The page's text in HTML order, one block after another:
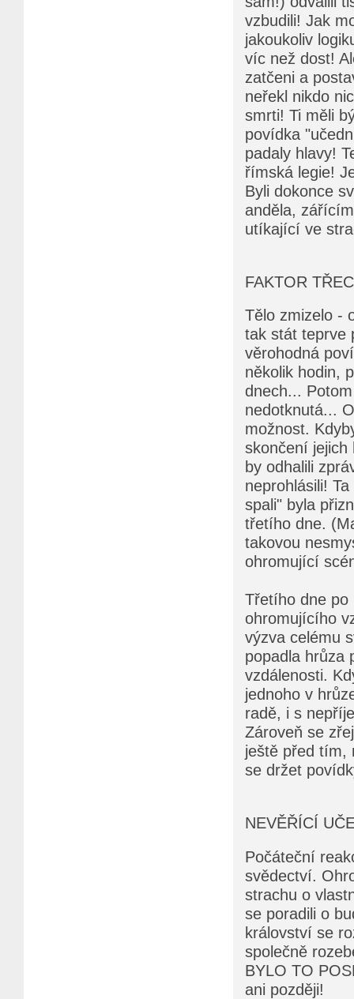
vzbudili! Jak
jakoukoliv
víc než dost!
zatčeni a
neřekl nikdo
smrti! Ti měli
povídka
padaly hlavy!
římská legie!
Byli dokonce
anděla,
utíkající ve
FAKTOR
Tělo zmizelo -
tak stát teprve
věrohodná
několik hodin,
dnech...
nedotknutá...
možnost.
skončení jejich
by odhalili
neprohlásili!
spali" byla
třetího dne.
takovou
ohromující
Třetího dne po
ohromujícího
výzva celému
popadla hrůza
vzdálenosti.
jednoho v
radě, i s
Zároveň se
ještě před tím,
se držet
NEVĚŘÍCÍ
Počáteční
svědectví.
strachu o
se poradili o
království se
společně
BYLO TO
ani později!